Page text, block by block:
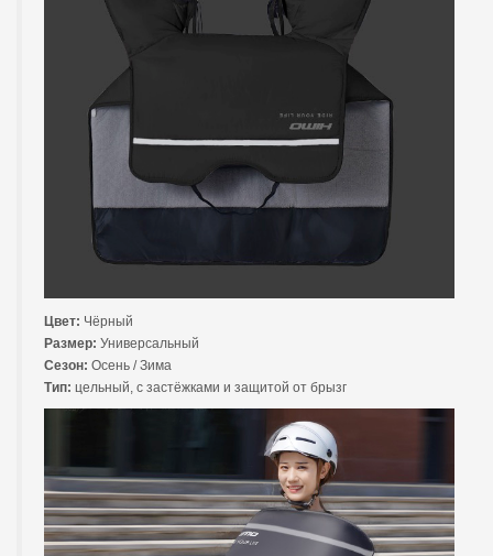
Цвет: Чёрный
Размер: Универсальный
Сезон: Осень / Зима
Тип: цельный, с застёжками и защитой от брызг